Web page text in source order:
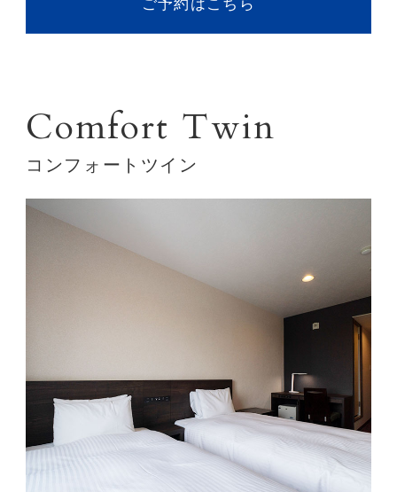
ご予約はこちら
Comfort Twin
コンフォートツイン